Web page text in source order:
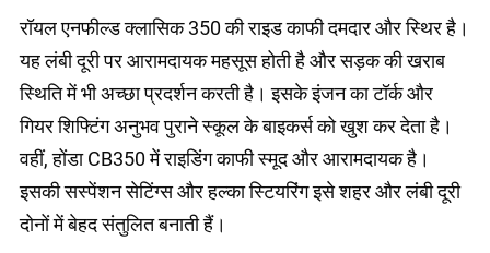
रॉयल एनफील्ड क्लासिक 350 की राइड काफी दमदार और स्थिर है।
यह लंबी दूरी पर आरामदायक महसूस होती है और सड़क की खराब
स्थिति में भी अच्छा प्रदर्शन करती है। इसके इंजन का टॉर्क और
गियर शिफ्टिंग अनुभव पुराने स्कूल के बाइकर्स को खुश कर देता है।
वहीं, होंडा CB350 में राइडिंग काफी स्मूद और आरामदायक है।
इसकी सस्पेंशन सेटिंग्स और हल्का स्टियरिंग इसे शहर और लंबी दूरी
दोनों में बेहद संतुलित बनाती हैं।